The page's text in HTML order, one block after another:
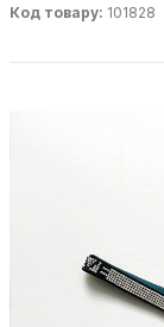
Код товару: 101828